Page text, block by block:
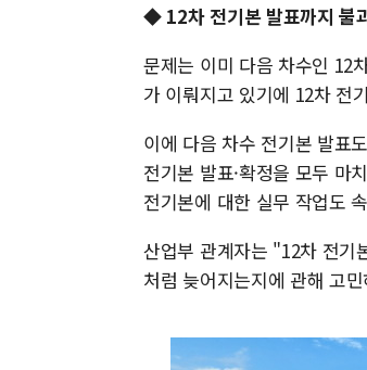
◆ 12차 전기본 발표까지 불
문제는 이미 다음 차수인 12
가 이뤄지고 있기에 12차 전
이에 다음 차수 전기본 발표
전기본 발표·확정을 모두 마
전기본에 대한 실무 작업도
산업부 관계자는 "12차 전기
처럼 늦어지는지에 관해 고